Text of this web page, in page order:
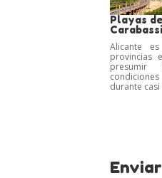
Playas
Alicante
provincias
durante